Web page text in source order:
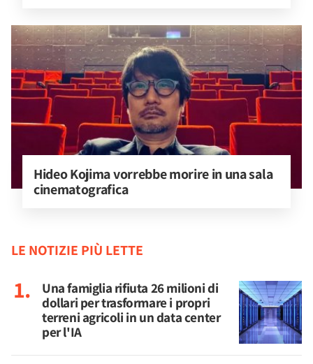
Hideo Kojima vorrebbe morire in una sala
cinematografica
LE NOTIZIE PIÙ LETTE
Una famiglia rifiuta 26 milioni di
dollari per trasformare i propri
terreni agricoli in un data center
per l'IA